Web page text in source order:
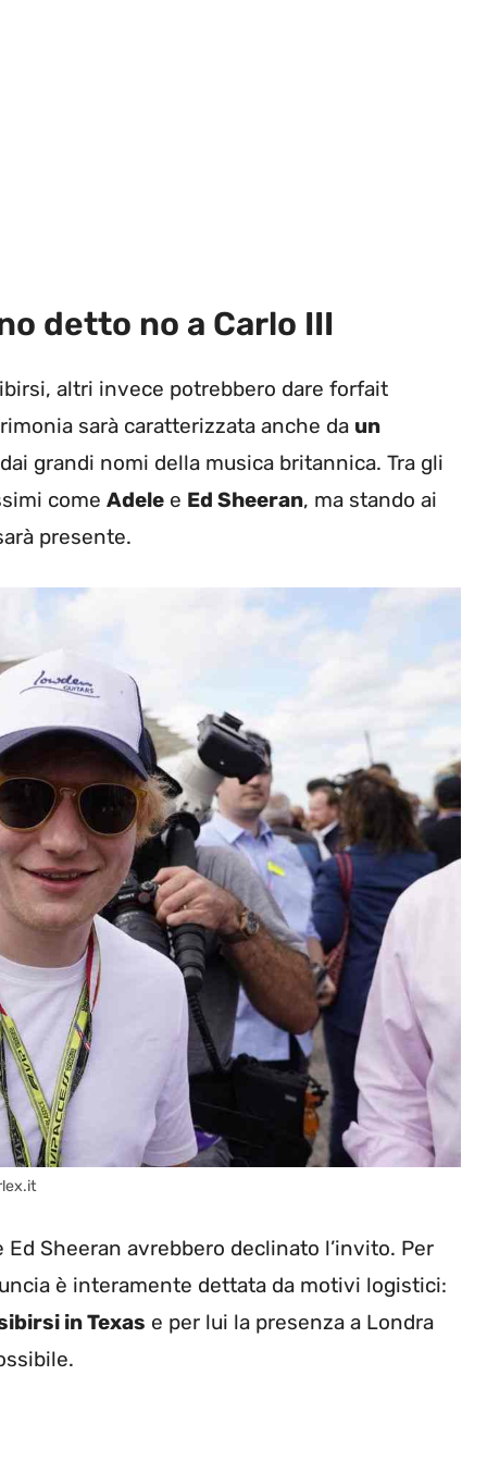
detto no a Carlo III
altri invece potrebbero dare forfait
sarà caratterizzata anche da un
grandi nomi della musica britannica. Tra gli
come Adele e Ed Sheeran, ma stando ai
presente.
Sheeran avrebbero declinato l’invito. Per
è interamente dettata da motivi logistici:
in Texas e per lui la presenza a Londra